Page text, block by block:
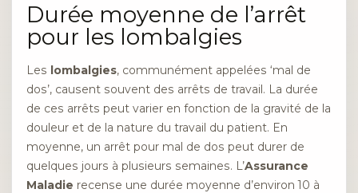
Durée moyenne de l’arrêt
pour les lombalgies
Les lombalgies, communément appelées ‘mal de
dos’, causent souvent des arrêts de travail. La durée
de ces arrêts peut varier en fonction de la gravité de la
douleur et de la nature du travail du patient. En
moyenne, un arrêt pour mal de dos peut durer de
quelques jours à plusieurs semaines. L’Assurance
Maladie recense une durée moyenne d’environ 10 à